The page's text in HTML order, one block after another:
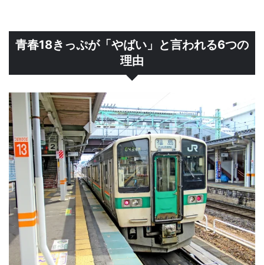
青春18きっぷが「やばい」と言われる6つの
理由